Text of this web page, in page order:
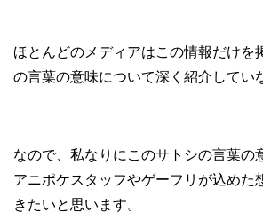
ほとんどのメディアはこの情報だけを
の言葉の意味について深く紹介してい
なので、私なりにこのサトシの言葉の
アニポケスタッフやゲーフリが込めた
きたいと思います。